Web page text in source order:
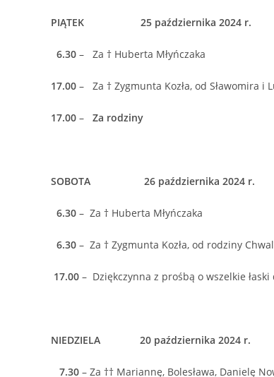
PIĄTEK 25 października 2024 r.
6.30 – Za † Huberta Młyńczaka
17.00 – Za † Zygmunta Kozła, od Sławomira i
17.00 – Za rodziny
SOBOTA 26 października 2024 r.
6.30 – Za † Huberta Młyńczaka
6.30 – Za † Zygmunta Kozła, od rodziny
17.00 – Dziękczynna z prośbą o wszelkie
NIEDZIELA 20 października 2024 r.
7.30 – Za †† Mariannę, Bolesława, Danielę